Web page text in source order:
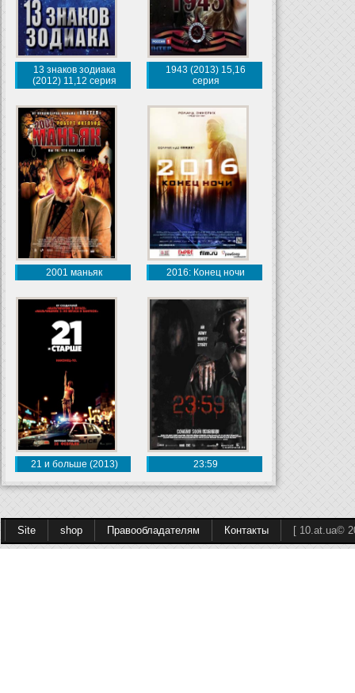
13 знаков зодиака
(2012) 11,12 серия
1943 (2013) 15,16
серия
2001 маньяк 2016: Конец ночи
21 и больше (2013) 23:59
Site shop Правообладателям Контакты [ 10.at.ua©